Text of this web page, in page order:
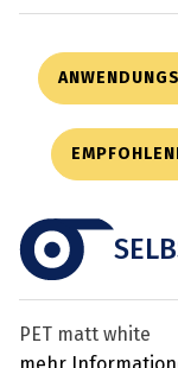
PET matt white